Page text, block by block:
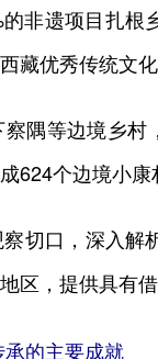
遗项目扎根
藏优秀传统文
等边境乡村
624个边境小
口，深入解
区，提供具有借
的主要成就